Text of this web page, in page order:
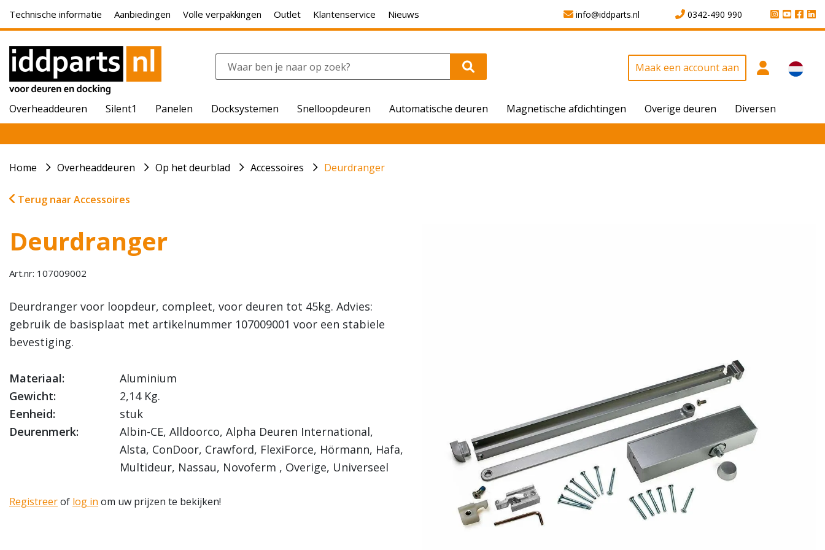
info@iddparts.nl 0342-490 990
Technische informatie Aanbiedingen Volle verpakkingen Outlet Klantenservice Nieuws
Maak een account aan
Overheaddeuren Silent1 Panelen Docksystemen Snelloopdeuren Automatische deuren Magnetische afdichtingen Overige deuren Diversen
Home Overheaddeuren Op het deurblad Accessoires Deurdranger
Terug naar Accessoires
Deurdranger
Art.nr: 107009002
Deurdranger voor loopdeur, compleet, voor deuren tot 45kg. Advies:
gebruik de basisplaat met artikelnummer 107009001 voor een stabiele
bevestiging.
Materiaal:
Aluminium
Gewicht:
2,14 Kg.
Eenheid:
stuk
Deurenmerk:
Albin-CE, Alldoorco, Alpha Deuren International,
Alsta, ConDoor, Crawford, FlexiForce, Hörmann, Hafa,
Multideur, Nassau, Novoferm , Overige, Universeel
Registreerof log in om uw prijzen te bekijken!